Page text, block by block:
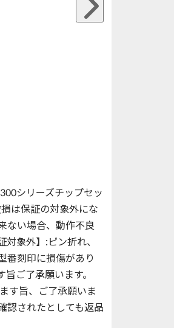
シリーズチップセッ
は保証の対象外にな
ない場合、動作不良
象外】:ピン折れ、
番刻印に損傷があり
ご了承願います。
す旨、ご了承願いま
認されたとしても返品